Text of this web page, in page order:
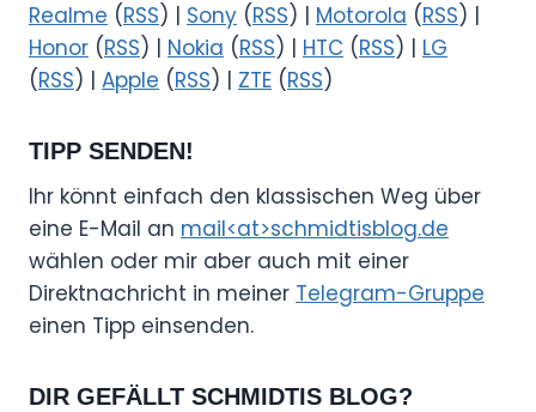
Realme (RSS) | Sony (RSS) | Motorola (RSS) |
Honor (RSS) | Nokia (RSS) | HTC (RSS) | LG
(RSS) | Apple (RSS) | ZTE (RSS)
TIPP SENDEN!
Ihr könnt einfach den klassischen Weg über
eine E-Mail an mail<at>schmidtisblog.de
wählen oder mir aber auch mit einer
Direktnachricht in meiner Telegram-Gruppe
einen Tipp einsenden.
DIR GEFÄLLT SCHMIDTIS BLOG?